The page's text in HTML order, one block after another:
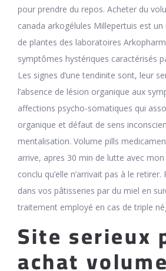
pour prendre du repos. Acheter du
canada arkogélules Millepertuis est
de plantes des laboratoires
symptômes hystériques caractérisés
Les signes d’une tendinite sont, leur
l’absence de lésion organique aux
affections psycho-somatiques qui
organique et défaut de sens
mentalisation. Volume pills
arrive, apres 30 min de lutte avec
conclu qu’elle n’arrivait pas à le
dans vos pâtisseries par du miel en
traitement employé en cas de triple
Site serieux
achat